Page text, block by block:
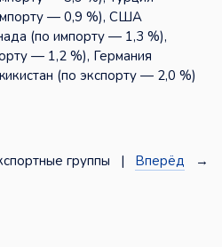
— 0,9 %), США
(по импорту — 1,3 %),
— 1,2 %), Германия
(по экспорту — 2,0 %)
группы | Вперёд →